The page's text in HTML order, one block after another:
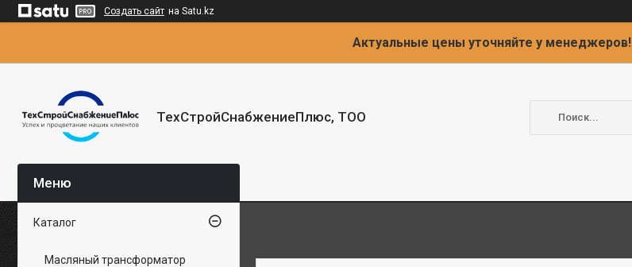
Создать сайт на Satu.kz
Актуальные цены уточняйте у менеджеров!
ТехСтройСнабжениеПлюс, ТОО
Каталог
Масляный трансформатор